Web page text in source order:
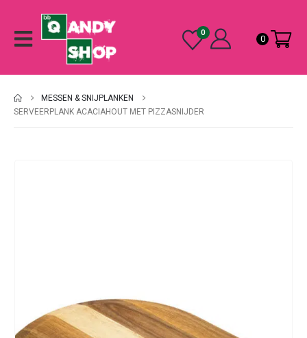
0
0
MESSEN & SNIJPLANKEN
SERVEERPLANK ACACIAHOUT MET PIZZASNIJDER